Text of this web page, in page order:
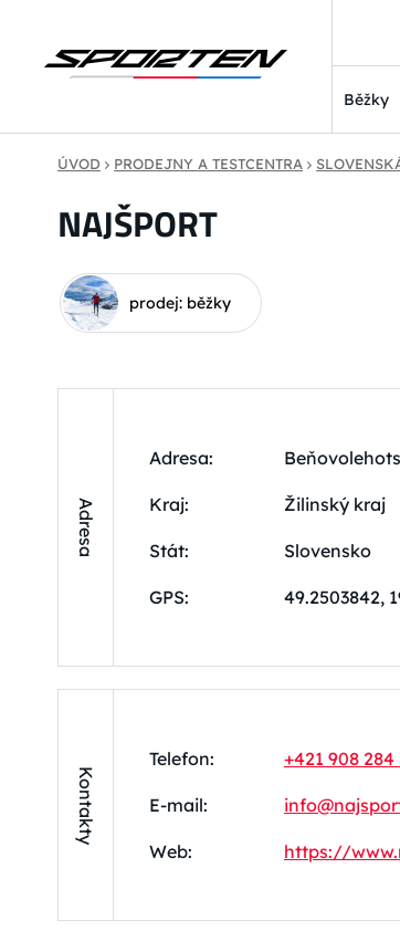
Běžky
ÚVOD PRODEJNY A TESTCENTRA
NAJŠPORT
prodej: běžky
Adresa
Adresa:
Kraj: Žilinský kraj
Stát: Slovensko
GPS: 49.2503842,
Kontakty
Telefon: +421 908 284
E-mail:
Web: https://